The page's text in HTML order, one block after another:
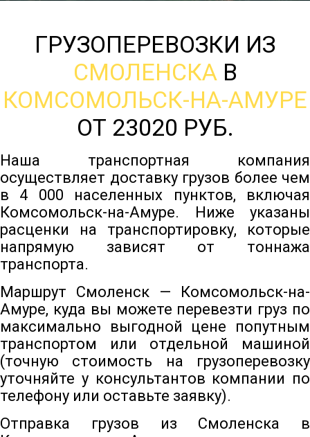
ГРУЗОПЕРЕВОЗКИ ИЗ
СМОЛЕНСКАВ
КОМСОМОЛЬСК-НА-АМУРЕ
ОТ 23020 РУБ.
Наша транспортная компания
осуществляет доставку грузов более чем
в 4 000 населенных пунктов, включая
Комсомольск-на-Амуре. Ниже указаны
расценки на транспортировку, которые
напрямую зависят от тоннажа
транспорта.
Маршрут Смоленск — Комсомольск-на-
Амуре, куда вы можете перевезти груз по
максимально выгодной цене попутным
транспортом или отдельной машиной
(точную стоимость на грузоперевозку
уточняйте у консультантов компании по
телефону или оставьте заявку).
Отправка грузов из Смоленска в